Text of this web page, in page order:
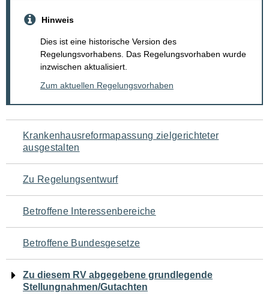
Hinweis
Dies ist eine historische Version des
Regelungsvorhabens. Das Regelungsvorhaben wurde
inzwischen aktualisiert.
Zum aktuellen Regelungsvorhaben
Navigation
für
den
Seiteninhalt
Krankenhausreformapassung zielgerichteter
ausgestalten
Zu Regelungsentwurf
Betroffene Interessenbereiche
Betroffene Bundesgesetze
Zu diesem RV abgegebene grundlegende
Stellungnahmen/Gutachten